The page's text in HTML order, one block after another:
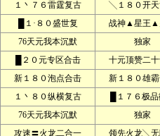
１丶７６雷霆复古
╲１８０开
█１·８０盛世复
战神▲星王▲
76天元我本沉默
独家
█２０元专区合击
十元顶赞二
新１８０泡点合击
新１８０雄
１丶８０纵横复古
█１７６极
76天元我本沉默
独家
攻速〓火龙二合一
领先火龙╲无